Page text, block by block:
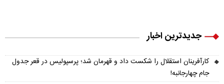
جدیدترین اخبار
کارآفرینان استقلال را شکست داد و قهرمان شد؛ پرسپولیس در قعر جدول
جام چهارجانبه!